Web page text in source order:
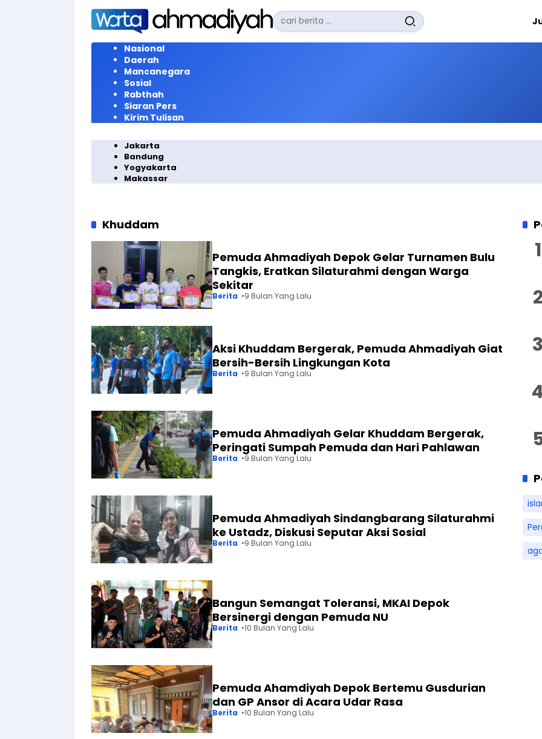
Langsung
konten
Pencarian
untuk:
Nasional
Daerah
Mancanegara
Sosial
Rabthah
Siaran Pers
Kirim Tulisan
Jakarta
Bandung
Yogyakarta
Makassar
Khuddam
Pemuda Ahmadiyah Depok Gelar Turnamen Bulu
Tangkis, Eratkan Silaturahmi dengan Warga
Sekitar
Berita 9 Bulan Yang Lalu
Aksi Khuddam Bergerak, Pemuda Ahmadiyah Giat
Bersih-Bersih Lingkungan Kota
Berita 9 Bulan Yang Lalu
Pemuda Ahmadiyah Gelar Khuddam Bergerak,
Peringati Sumpah Pemuda dan Hari Pahlawan
Berita 9 Bulan Yang Lalu
Pemuda Ahmadiyah Sindangbarang Silaturahmi
ke Ustadz, Diskusi Seputar Aksi Sosial
Berita 9 Bulan Yang Lalu
Bangun Semangat Toleransi, MKAI Depok
Bersinergi dengan Pemuda NU
Berita 10 Bulan Yang Lalu
Pemuda Ahamdiyah Depok Bertemu Gusdurian
dan GP Ansor di Acara Udar Rasa
Berita 10 Bulan Yang Lalu